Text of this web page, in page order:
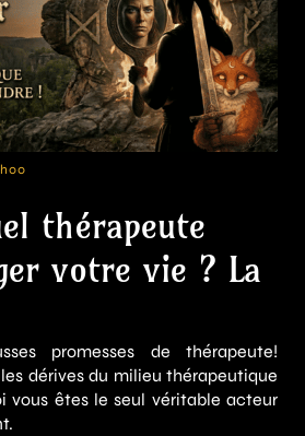
thérapeute
votre vie ? La
promesses de thérapeute!
dérives du milieu thérapeutique
vous êtes le seul véritable acteur